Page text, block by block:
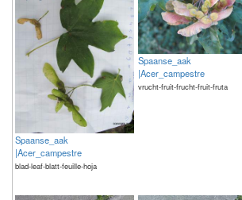
Spaanse_aak
|Acer_campestre
blad-leaf-blatt-feuille-hoja
Spaanse_aak
|Acer_campestre
vrucht-fruit-frucht-fruit-fruta